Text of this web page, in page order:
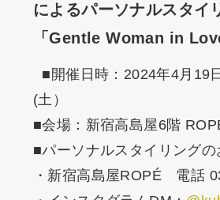
によるパーソナルスタイ
「Gentle Woman in
■開催日時：2024年4月19
(土）
■会場：新宿高島屋6階
■パーソナルスタイリングの
・新宿高島屋ROPÉ 電話